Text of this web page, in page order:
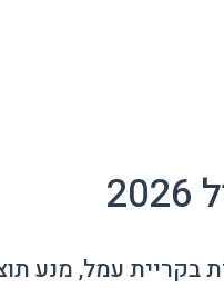
בקריית עמל, מנע